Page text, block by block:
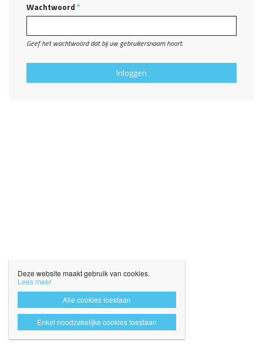
Wachtwoord*
Geef het wachtwoord dat bij uw gebruikersnaam hoort.
Inloggen
Deze website maakt gebruik van cookies.
Lees meer
Alle cookies toestaan
Enkel noodzakelijke cookies toestaan